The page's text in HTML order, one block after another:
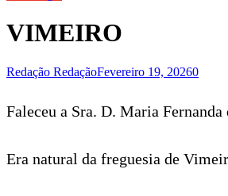
VIMEIRO
Redação RedaçãoFevereiro 19, 20260
Faleceu a Sra. D. Maria
Era natural da freguesia de